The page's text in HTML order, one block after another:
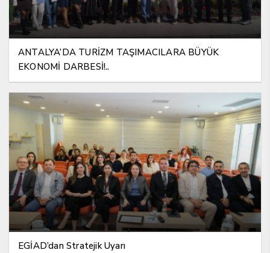
ANTALYA’DA TURİZM TAŞIMACILARA BÜYÜK
EKONOMİ DARBESİ!..
EGİAD’dan Stratejik Uyarı